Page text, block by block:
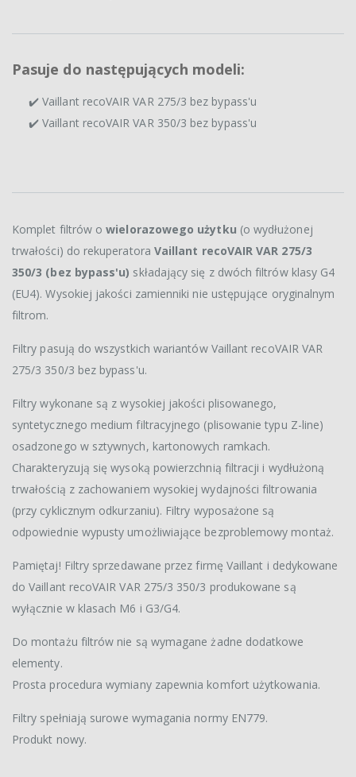
Pasuje do następujących modeli:
✔️ Vaillant recoVAIR VAR 275/3 bez bypass'u
✔️ Vaillant recoVAIR VAR 350/3 bez bypass'u
Komplet filtrów owielorazowego użytku (o wydłużonej
trwałości) do rekuperatora Vaillant recoVAIR VAR 275/3
350/3 (bez bypass'u) składający się z dwóch filtrów klasy G4
(EU4). Wysokiej jakości zamienniki nie ustępujące oryginalnym
filtrom.
Filtry pasują do wszystkich wariantów Vaillant recoVAIR VAR
275/3 350/3 bez bypass'u.
Filtry wykonane są z wysokiej jakości plisowanego,
syntetycznego medium filtracyjnego (plisowanie typu Z-line)
osadzonego w sztywnych, kartonowych ramkach.
Charakteryzują się wysoką powierzchnią filtracji i wydłużoną
trwałością z zachowaniem wysokiej wydajności filtrowania
(przy cyklicznym odkurzaniu). Filtry wyposażone są
odpowiednie wypusty umożliwiające bezproblemowy montaż.
Pamiętaj! Filtry sprzedawane przez firmę Vaillant i dedykowane
do Vaillant recoVAIR VAR 275/3 350/3 produkowane są
wyłącznie w klasach M6 i G3/G4.
Do montażu filtrów nie są wymagane żadne dodatkowe
elementy.
Prosta procedura wymiany zapewnia komfort użytkowania.
Filtry spełniają surowe wymagania normy EN779.
Produkt nowy.